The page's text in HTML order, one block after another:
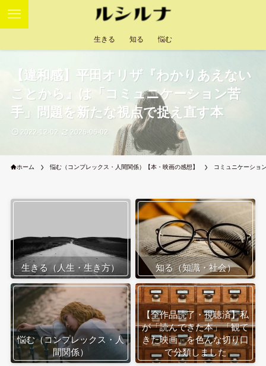
生きる 知る 悩む
【違和感】平田オリザ『わかりあえない
ことから』は「コミュニケーション苦
手」問題を新たな視点で捉え直す本
2022-12-02 2026-06-02
ホーム 悩む（コンプレックス・人間関係）【本・映画の感想】 コミュニケーショ
生きる（人生・生き方） 知る（知識・社会）
悩む（コンプレックス・人
間関係）
【全作品読了・視聴済】私
が「読んできた本」「観て
きた映画」を色んな切り口
で分類しました